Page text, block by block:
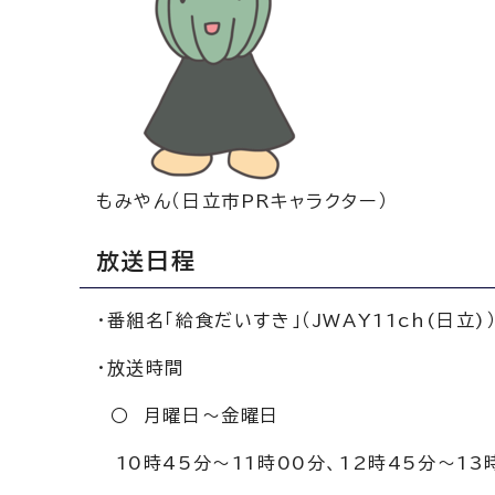
もみやん（日立市PRキャラクター）
放送日程
・番組名「給食だいすき」（JWAY11ch(日立)）
・放送時間
○ 月曜日～金曜日
10時45分～11時00分、12時45分～13